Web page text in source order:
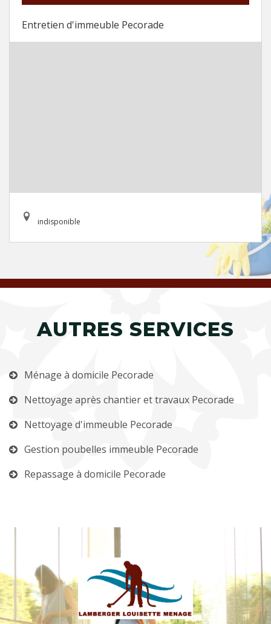
Entretien d'immeuble Pecorade
indisponible
AUTRES SERVICES
Ménage à domicile Pecorade
Nettoyage après chantier et travaux Pecorade
Nettoyage d'immeuble Pecorade
Gestion poubelles immeuble Pecorade
Repassage à domicile Pecorade